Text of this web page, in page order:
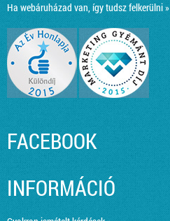
Ha webáruházad van, így tudsz felkerülni »
FACEBOOK
INFORMÁCIÓ